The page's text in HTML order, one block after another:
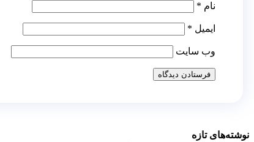
نام *
ایمیل *
وب‌ سایت
نوشته‌های تازه